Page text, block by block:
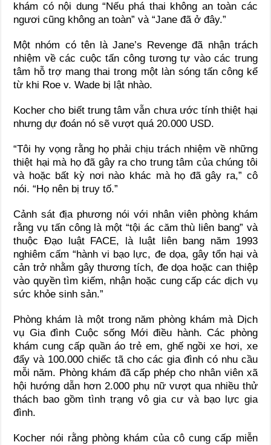
khám có nội dung “Nếu phá thai không an toàn các
ngươi cũng không an toàn” và “Jane đã ở đây.”
Một nhóm có tên là Jane’s Revenge đã nhận trách
nhiệm về các cuộc tấn công tương tự vào các trung
tâm hỗ trợ mang thai trong một làn sóng tấn công kể
từ khi Roe v. Wade bị lật nhào.
Kocher cho biết trung tâm vẫn chưa ước tính thiệt hại
nhưng dự đoán nó sẽ vượt quá 20.000 USD.
“Tôi hy vọng rằng họ phải chịu trách nhiệm về những
thiệt hại mà họ đã gây ra cho trung tâm của chúng tôi
và hoặc bất kỳ nơi nào khác mà họ đã gây ra,” cô
nói. “Họ nên bị truy tố.”
Cảnh sát địa phương nói với nhân viên phòng khám
rằng vụ tấn công là một “tội ác căm thù liên bang” và
thuộc Đạo luật FACE, là luật liên bang năm 1993
nghiêm cấm “hành vi bạo lực, đe dọa, gây tổn hại và
cản trở nhằm gây thương tích, đe dọa hoặc can thiệp
vào quyền tìm kiếm, nhận hoặc cung cấp các dịch vụ
sức khỏe sinh sản.”
Phòng khám là một trong năm phòng khám mà Dịch
vụ Gia đình Cuộc sống Mới điều hành. Các phòng
khám cung cấp quần áo trẻ em, ghế ngồi xe hơi, xe
đẩy và 100.000 chiếc tã cho các gia đình có nhu cầu
mỗi năm. Phòng khám đã cấp phép cho nhân viên xã
hội hướng dẫn hơn 2.000 phụ nữ vượt qua nhiều thử
thách bao gồm tình trạng vô gia cư và bạo lực gia
đình.
Kocher nói rằng phòng khám của cô cung cấp miễn